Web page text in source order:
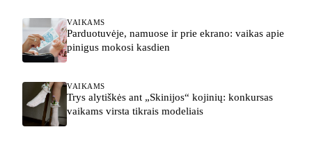
VAIKAMS
Parduotuvėje, namuose ir prie ekrano: vaikas apie
pinigus mokosi kasdien
VAIKAMS
Trys alytiškės ant „Skinijos“ kojinių: konkursas
vaikams virsta tikrais modeliais